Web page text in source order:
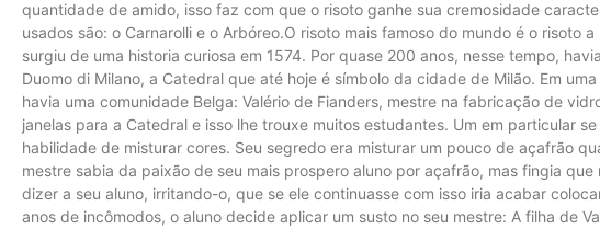
quantidade de amido, isso faz com que o risoto ganhe sua cremosidade
usados são: o Carnarolli e o Arbóreo.O risoto mais famoso do mundo é o risoto
surgiu de uma historia curiosa em 1574. Por quase 200 anos, nesse tempo,
Duomo di Milano, a Catedral que até hoje é símbolo da cidade de Milão. Em
havia uma comunidade Belga: Valério de Fianders, mestre na fabricação de
janelas para a Catedral e isso lhe trouxe muitos estudantes. Um em particular
habilidade de misturar cores. Seu segredo era misturar um pouco de açafrão
mestre sabia da paixão de seu mais prospero aluno por açafrão, mas fingia
dizer a seu aluno, irritando-o, que se ele continuasse com isso iria acabar
anos de incômodos, o aluno decide aplicar um susto no seu mestre: A filha de